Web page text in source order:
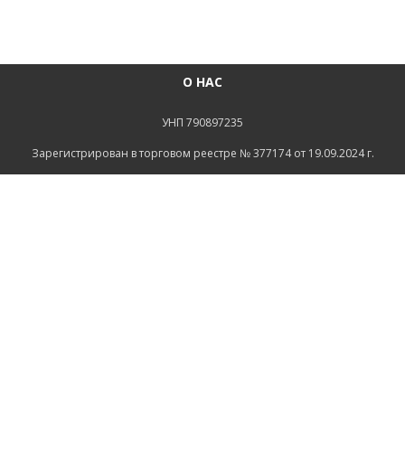
О НАС
УНП 790897235
Зарегистрирован в торговом реестре № 377174 от 19.09.2024 г.